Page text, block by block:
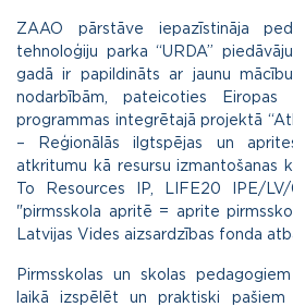
ZAAO pārstāve iepazīstināja
tehnoloģiju parka “URDA”
gadā ir papildināts ar jaunu
nodarbībām, pateicoties
programmas integrētajā projektā
– Reģionālās ilgtspējas un
atkritumu kā resursu izmantošanas
To Resources IP, LIFE20 IPE/
"pirmsskola apritē = aprite
Latvijas Vides aizsardzības fonda
Pirmsskolas un skolas
laikā izspēlēt un praktiski